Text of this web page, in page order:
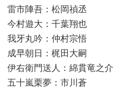
雷市陣吾：松岡禎丞
今村遊大：千葉翔也
我牙丸吟：仲村宗悟
成早朝日：梶田大嗣
伊右衛門送人：綿貫竜之介
五十嵐栗夢：市川蒼